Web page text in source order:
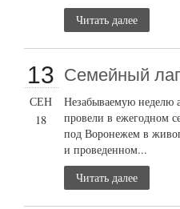
Читать далее
13
СЕН
18
Семейный
Незабываемую неделю
провели в ежегодном
под Воронежем в
и проведенном...
Читать далее